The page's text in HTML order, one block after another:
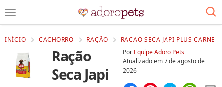
INÍCIO CACHORRO RAÇÃO RACAO SECA JAPI PLUS CARNE
Ração
Seca Japi
Por Equipe Adoro Pets
Atualizado em7 de agosto de
2026